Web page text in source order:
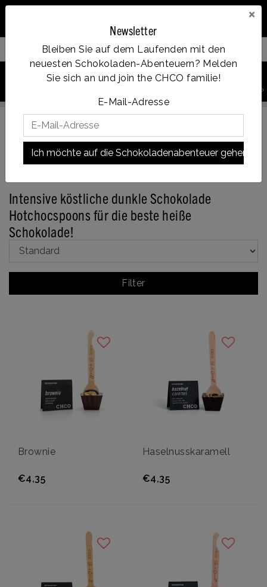
×
Newsletter
Bleiben Sie auf dem Laufenden mit den
neuesten Schokoladen-Abenteuern? Melden
Sie sich an und join the CHCO familie!
E-Mail-Adresse
Ich möchte auf die Schokoladenabenteuer gehen!
Vanaf €35, gratis verzending
Zurück zu Heißer Schokoladenlöffel|Sortiment
Heißer
Intensive köstliche dunkle Schokolade
Hotchocspoons für die beste heiße
Schokolade!
Filter
Brownie
€4,35
Haselnusskaramell
€4,35
Filter your products
Ihr Warenkorb